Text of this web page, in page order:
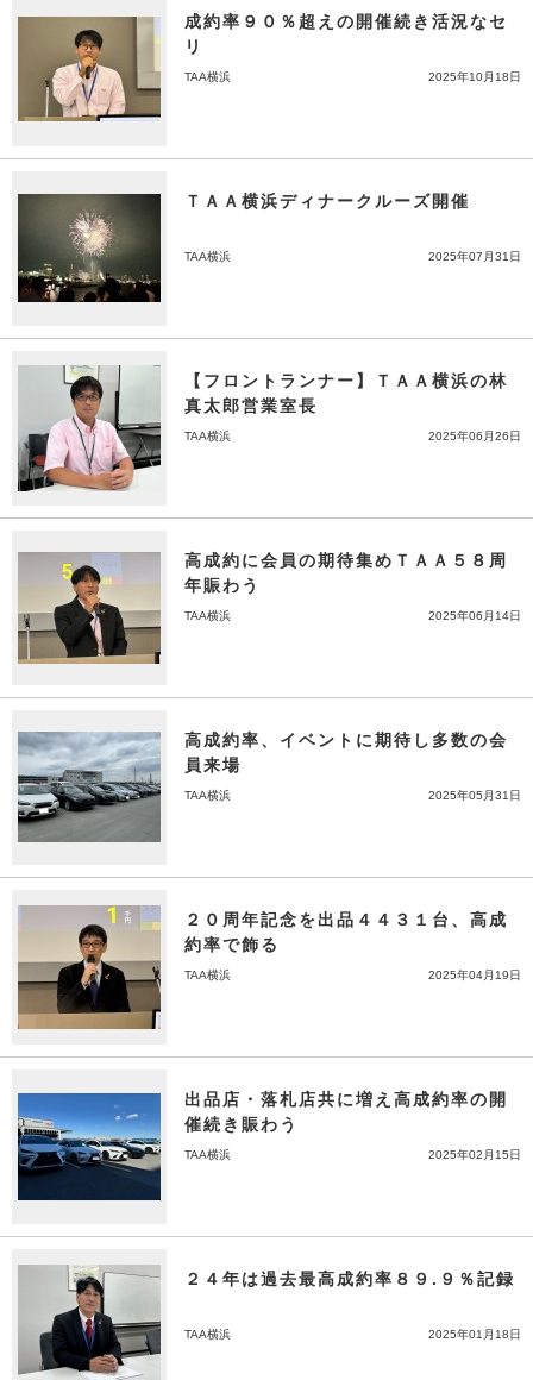
成約率９０％超えの開催続き活況なセ
リ
TAA横浜 2025年10月18日
ＴＡＡ横浜ディナークルーズ開催
TAA横浜 2025年07月31日
【フロントランナー】ＴＡＡ横浜の林
真太郎営業室長
TAA横浜 2025年06月26日
高成約に会員の期待集めＴＡＡ５８周
年賑わう
TAA横浜 2025年06月14日
高成約率、イベントに期待し多数の会
員来場
TAA横浜 2025年05月31日
２０周年記念を出品４４３１台、高成
約率で飾る
TAA横浜 2025年04月19日
出品店・落札店共に増え高成約率の開
催続き賑わう
TAA横浜 2025年02月15日
２４年は過去最高成約率８９.９％記録
TAA横浜 2025年01月18日